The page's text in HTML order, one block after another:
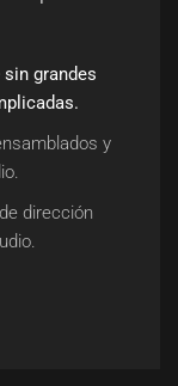
grandes
y
dirección